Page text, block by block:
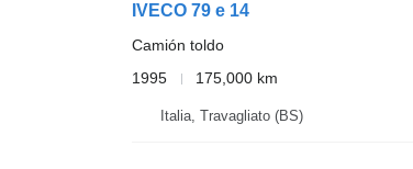
IVECO 79 e 14
Camión toldo
1995
175,000 km
Italia, Travagliato (BS)